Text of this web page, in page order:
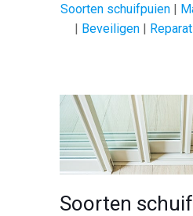
Soorten schuifpuien |
| Beveiligen |
Soorten